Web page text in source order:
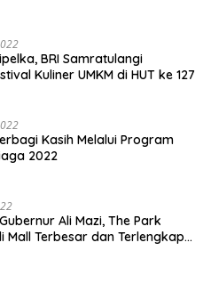
BRI Samratulangi
Kuliner UMKM di HUT ke 127
Kasih Melalui Program
2022
Ali Mazi, The Park
Mall Terbesar dan Terlengkap